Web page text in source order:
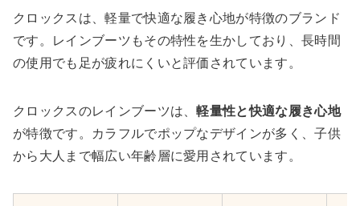
クロックスは、軽量で快適な履き心地が特徴のブランド
です。レインブーツもその特性を生かしており、長時間
の使用でも足が疲れにくいと評価されています。
クロックスのレインブーツは、軽量性と快適な履き心地
が特徴です。カラフルでポップなデザインが多く、子供
から大人まで幅広い年齢層に愛用されています。